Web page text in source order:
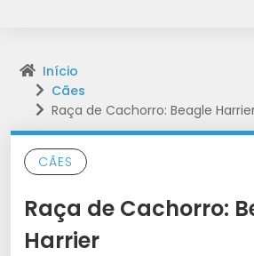
Início
Cães
Raça de Cachorro: Beagle
CÃES
Raça de Cachorro:
Harrier